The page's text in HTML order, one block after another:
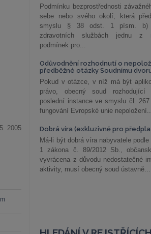
2005
Podmínku bezprostřednosti
sebe nebo svého okolí, která
smyslu § 38 odst. 1 písm. b)
zdravotních službách jednu z
podmínek pro...
Odůvodnění rozhodnutí o
předběžné otázky Soudnímu
Pokud v otázce, v níž má být
právo, obecný soud rozhodující
poslední instance ve smyslu čl.
fungování Evropské unie
Dobrá víra (exkluzivně pro
Má-li být dobrá víra nabyvatele
1 zákona č. 89/2012 Sb.,
vyvrácena z důvodu nedostatečné
aktivity, musí obecný soud ústavně...